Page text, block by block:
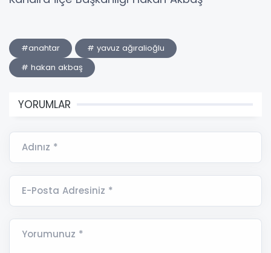
#anahtar
# yavuz ağıralioğlu
# hakan akbaş
YORUMLAR
Adınız *
E-Posta Adresiniz *
Yorumunuz *